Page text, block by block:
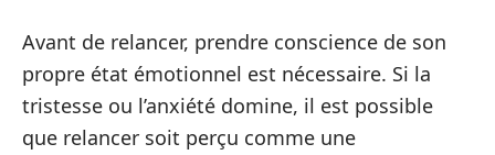
Avant de relancer, prendre conscience de son
propre état émotionnel est nécessaire. Si la
tristesse ou l’anxiété domine, il est possible
que relancer soit perçu comme une